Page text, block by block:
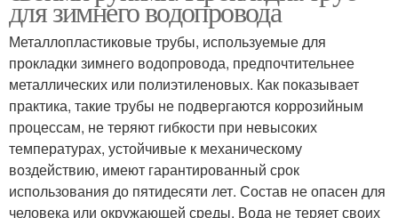
для зимнего водопровода
Металлопластиковые трубы, используемые для
прокладки зимнего водопровода, предпочтительнее
металлических или полиэтиленовых. Как показывает
практика, такие трубы не подвергаются коррозийным
процессам, не теряют гибкости при невысоких
температурах, устойчивые к механическому
воздействию, имеют гарантированный срок
использования до пятидесяти лет. Состав не опасен для
человека или окружающей среды. Вода не теряет своих